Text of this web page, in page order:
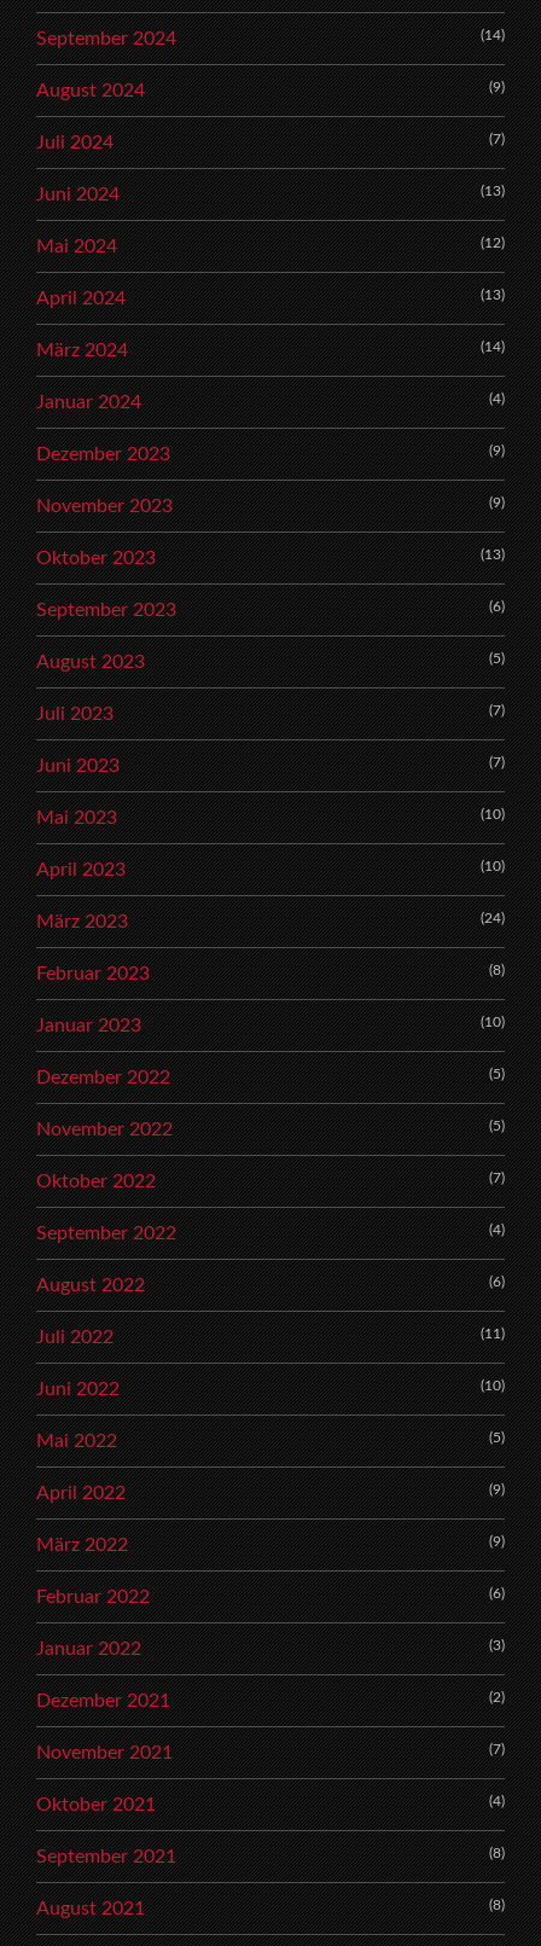
September 2024 (14)
August 2024 (9)
Juli 2024 (7)
Juni 2024 (13)
Mai 2024 (12)
April 2024 (13)
März 2024 (14)
Januar 2024 (4)
Dezember 2023 (9)
November 2023 (9)
Oktober 2023 (13)
September 2023 (6)
August 2023 (5)
Juli 2023 (7)
Juni 2023 (7)
Mai 2023 (10)
April 2023 (10)
März 2023 (24)
Februar 2023 (8)
Januar 2023 (10)
Dezember 2022 (5)
November 2022 (5)
Oktober 2022 (7)
September 2022 (4)
August 2022 (6)
Juli 2022 (11)
Juni 2022 (10)
Mai 2022 (5)
April 2022 (9)
März 2022 (9)
Februar 2022 (6)
Januar 2022 (3)
Dezember 2021 (2)
November 2021 (7)
Oktober 2021 (4)
September 2021 (8)
August 2021 (8)